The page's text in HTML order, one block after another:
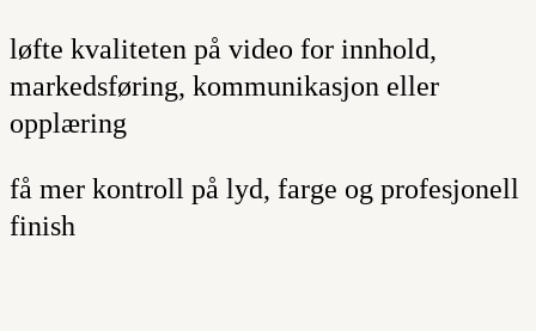
løfte kvaliteten på video for innhold,
markedsføring, kommunikasjon eller
opplæring
få mer kontroll på lyd, farge og profesjonell
finish